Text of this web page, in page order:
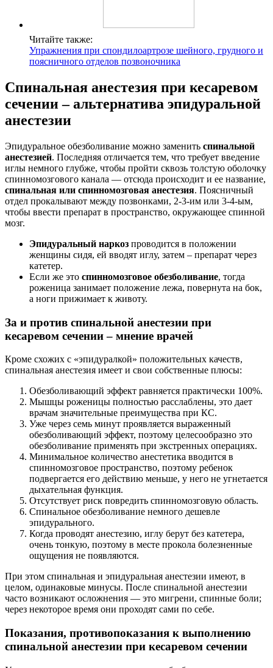
Читайте также:
Упражнения при спондилоартрозе шейного, грудного и
поясничного отделов позвоночника
Спинальная анестезия при кесаревом
сечении – альтернатива эпидуральной
анестезии
Эпидуральное обезболивание можно заменить спинальной
анестезией. Последняя отличается тем, что требует введение
иглы немного глубже, чтобы пройти сквозь толстую оболочку
спинномозгового канала — отсюда происходит и ее название,
спинальная или спинномозговая анестезия. Поясничный
отдел прокалывают между позвонками, 2-3-им или 3-4-ым,
чтобы ввести препарат в пространство, окружающее спинной
мозг.
Эпидуральный наркоз проводится в положении
женщины сидя, ей вводят иглу, затем – препарат через
катетер.
Если же это спинномозговое обезболивание, тогда
роженица занимает положение лежа, повернута на бок,
а ноги прижимает к животу.
За и против спинальной анестезии при
кесаревом сечении – мнение врачей
Кроме схожих с «эпидуралкой» положительных качеств,
спинальная анестезия имеет и свои собственные плюсы:
Обезболивающий эффект равняется практически 100%.
Мышцы роженицы полностью расслаблены, это дает
врачам значительные преимущества при КС.
Уже через семь минут проявляется выраженный
обезболивающий эффект, поэтому целесообразно это
обезболивание применять при экстренных операциях.
Минимальное количество анестетика вводится в
спинномозговое пространство, поэтому ребенок
подвергается его действию меньше, у него не угнетается
дыхательная функция.
Отсутствует риск повредить спинномозговую область.
Спинальное обезболивание немного дешевле
эпидурального.
Когда проводят анестезию, иглу берут без катетера,
очень тонкую, поэтому в месте прокола болезненные
ощущения не появляются.
При этом спинальная и эпидуральная анестезии имеют, в
целом, одинаковые минусы. После спинальной анестезии
часто возникают осложнения — это мигрени, спинные боли;
через некоторое время они проходят сами по себе.
Показания, противопоказания к выполнению
спинальной анестезии при кесаревом сечении